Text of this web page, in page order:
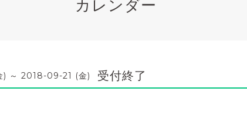
カレンダー
～ 2018-09-21 (金) 受付終了